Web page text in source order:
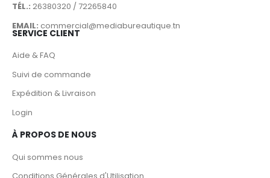
TÉL.: 26380320 / 72265840
EMAIL: commercial@mediabureautique.tn
SERVICE CLIENT
Aide & FAQ
Suivi de commande
Expédition & Livraison
Login
À PROPOS DE NOUS
Qui sommes nous